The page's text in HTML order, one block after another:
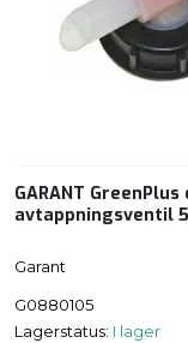
GARANT
avtappningsventil
Garant
G0880105
Lagerstatus: I lager